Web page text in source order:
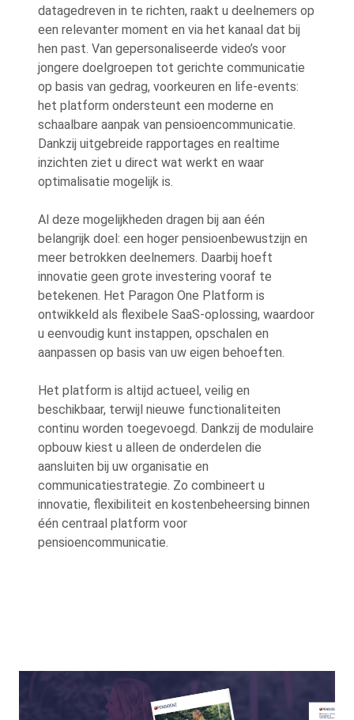
datagedreven in te richten, raakt u deelnemers op
een relevanter moment en via het kanaal dat bij
hen past. Van gepersonaliseerde video’s voor
jongere doelgroepen tot gerichte communicatie
op basis van gedrag, voorkeuren en life-events:
het platform ondersteunt een moderne en
schaalbare aanpak van pensioencommunicatie.
Dankzij uitgebreide rapportages en realtime
inzichten ziet u direct wat werkt en waar
optimalisatie mogelijk is.
Al deze mogelijkheden dragen bij aan één
belangrijk doel: een hoger pensioenbewustzijn en
meer betrokken deelnemers. Daarbij hoeft
innovatie geen grote investering vooraf te
betekenen. Het Paragon One Platform is
ontwikkeld als flexibele SaaS-oplossing, waardoor
u eenvoudig kunt instappen, opschalen en
aanpassen op basis van uw eigen behoeften.
Het platform is altijd actueel, veilig en
beschikbaar, terwijl nieuwe functionaliteiten
continu worden toegevoegd. Dankzij de modulaire
opbouw kiest u alleen de onderdelen die
aansluiten bij uw organisatie en
communicatiestrategie. Zo combineert u
innovatie, flexibiliteit en kostenbeheersing binnen
één centraal platform voor
pensioencommunicatie.
Background